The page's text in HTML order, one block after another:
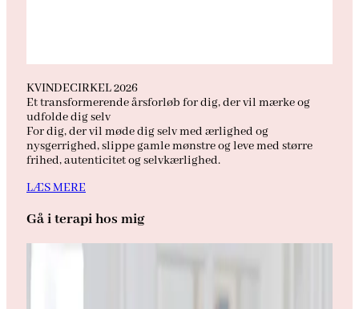
KVINDECIRKEL 2026
Et transformerende årsforløb for dig, der vil mærke og
udfolde dig selv
For dig, der vil møde dig selv med ærlighed og
nysgerrighed, slippe gamle mønstre og leve med større
frihed, autenticitet og selvkærlighed.
LÆS MERE
Gå i terapi hos mig